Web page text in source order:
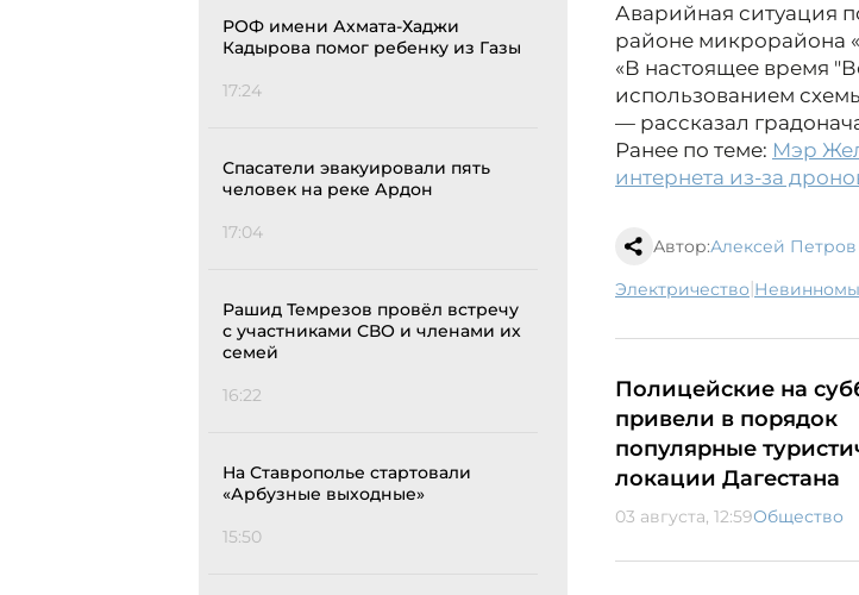
РОФ имени Ахмата-Хаджи
Кадырова помог ребенку из Газы
17:24
Спасатели эвакуировали пять
человек на реке Ардон
17:04
Рашид Темрезов провёл встречу
с участниками СВО и членами их
семей
16:22
На Ставрополье стартовали
«Арбузные выходные»
15:50
Аварийная ситуация
районе микрорайона
«В настоящее время
использованием
— рассказал
Ранее по теме: Мэр
интернета из-за
Автор:Алексей Петров
электричество|
Полицейские на
привели в порядок
популярные
локации Дагестана
03 августа, 12:59Общество